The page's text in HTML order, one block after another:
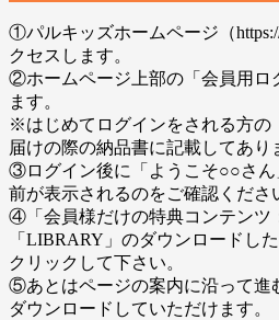
①パルキッズホームページ（
クセスします。
②ホームページ上部の「会員用ロ
ます。
※はじめてログインをされる方の
届けの際の納品書に記載してあり
③ログイン後に「ようこそ○○さん
前が表示されるのをご確認くださ
④「会員様だけの特典コンテンツ
「LIBRARY」のダウンロードし
クリックして下さい。
⑤あとはページの案内に沿って進
ダウンロードしていただけます。